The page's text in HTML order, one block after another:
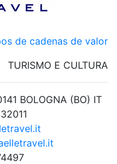
de cadenas de valor
TURISMO E CULTURA
BOLOGNA (BO) IT